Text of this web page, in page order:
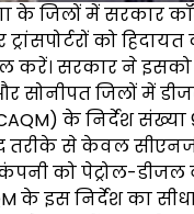
के जिलों में सरकार
को
करें। सरकार ने
सोनीपत जिलों में
के निर्देश
से केवल
को पेट्रोल-
इस निर्देश का